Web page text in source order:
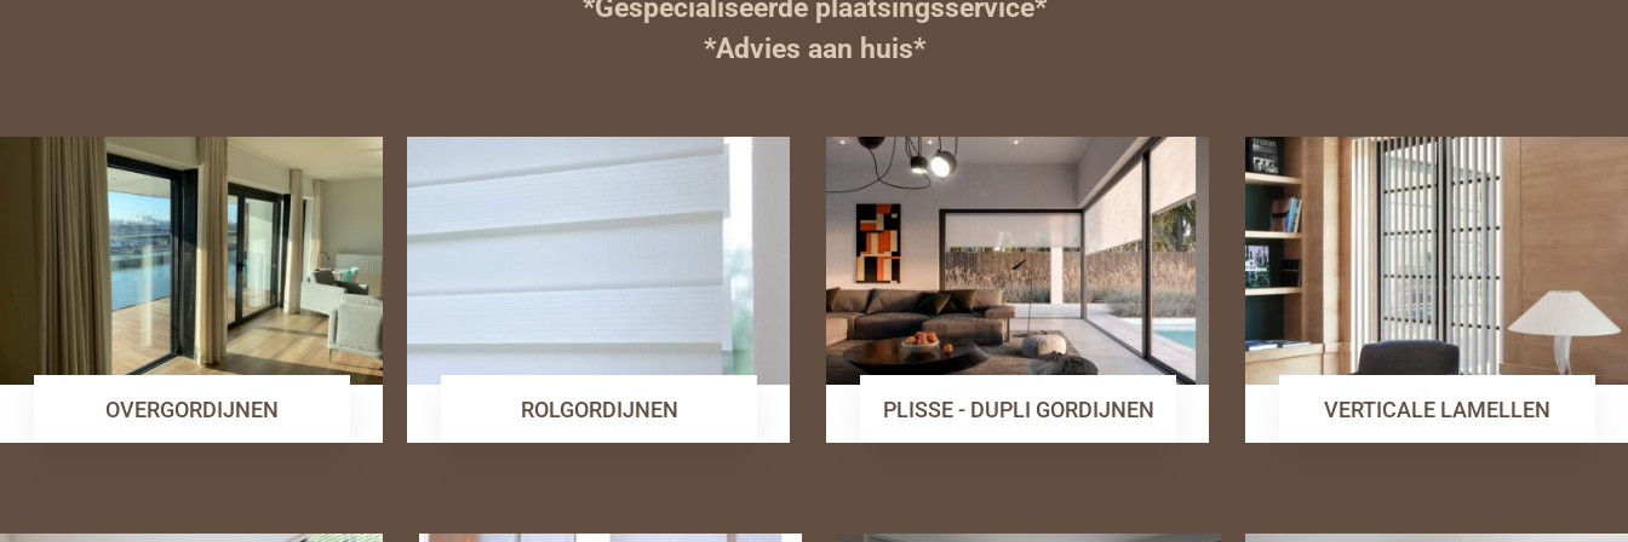
*Gespecialiseerde plaatsingsservice*
*Advies aan huis*
OVERGORDIJNEN ROLGORDIJNEN PLISSE - DUPLI GORDIJNEN VERTICALE LAMELLEN